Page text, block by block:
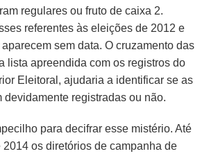
regulares ou fruto de caixa 2.
referentes às eleições de 2012 e
sem data. O cruzamento das
lista apreendida com os registros do
Eleitoral, ajudaria a identificar se as
devidamente registradas ou não.
para decifrar esse mistério. Até
os diretórios de campanha de